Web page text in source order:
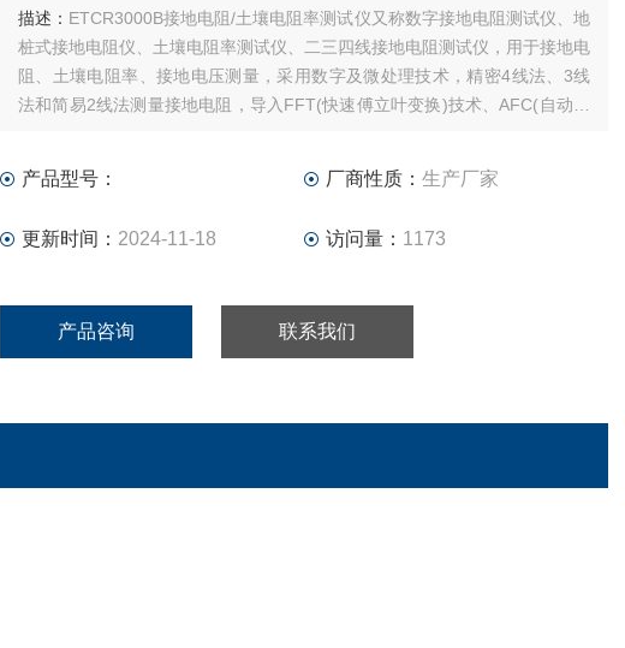
描述： ETCR3000B接地电阻/土壤电阻率测试仪又称数字接地电阻测试仪、地
桩式接地电阻仪、土壤电阻率测试仪、二三四线接地电阻测试仪，用于接地电
阻、土壤电阻率、接地电压测量，采用数字及微处理技术，精密4线法、3线
法和简易2线法测量接地电阻，导入FFT(快速傅立叶变换)技术、AFC(自动频
产品型号： 厂商性质： 生产厂家
更新时间： 2024-11-18 访问量： 1173
产品咨询 联系我们